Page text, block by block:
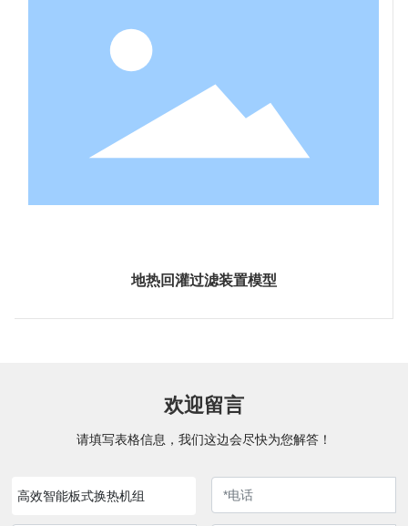
地热回灌过滤装置模型
欢迎留言
请填写表格信息，我们这边会尽快为您解答！
高效智能板式换热机组